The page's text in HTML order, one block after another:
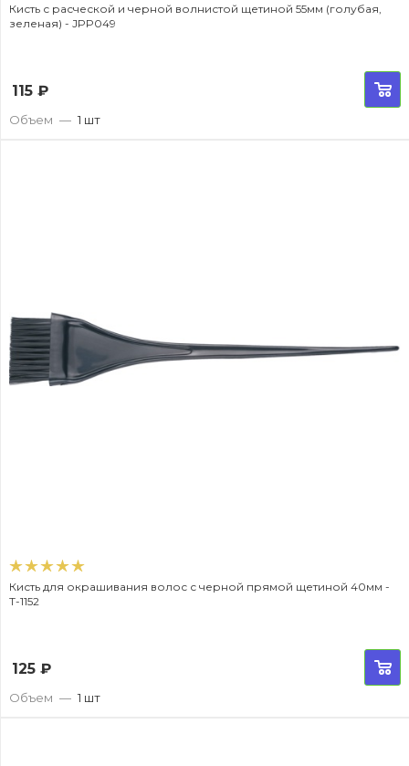
Кисть с расческой и черной волнистой щетиной 55мм (голубая,
зеленая) - JPP049
115 ₽
Объем — 1 шт
Кисть для окрашивания волос с черной прямой щетиной 40мм -
T-1152
125 ₽
Объем — 1 шт